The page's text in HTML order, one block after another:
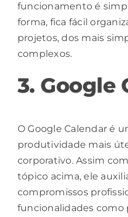
funcionamento é
forma, fica fácil
projetos, dos mais
complexos.
3. Google
O Google Calendar é
produtividade mais
corporativo. Assim
tópico acima, ele
compromissos
funcionalidades como